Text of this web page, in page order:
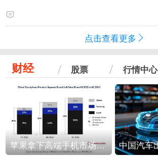
点击查看更多
财经 股票 行情中心
苹果拿下高端手机市场65%的份额：iPhone 17系列功不可没